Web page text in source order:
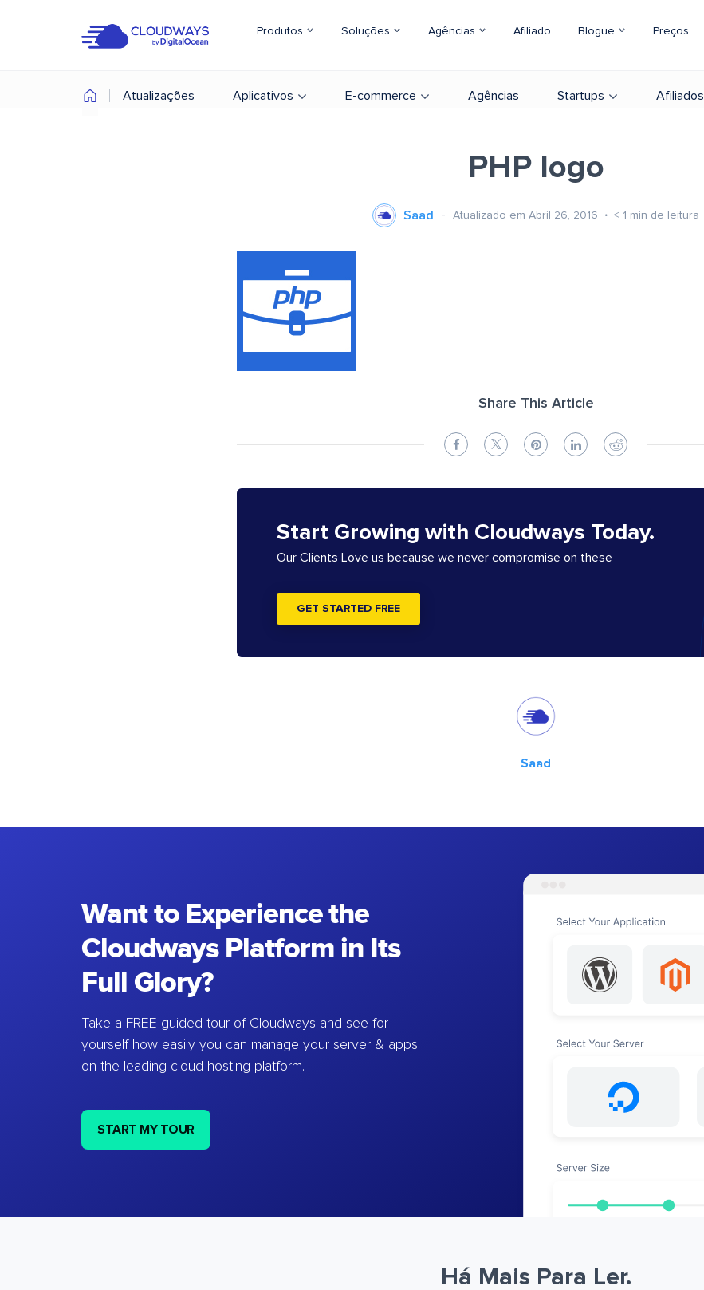
Produtos Soluções Agências Afiliado Blogue Preços
Atualizações Aplicativos E-commerce Agências Startups Afiliados
PHP logo
Saad Atualizado em Abril 26, 2016 < 1 min de leitura
Share This Article
Start Growing with Cloudways Today.
Our Clients Love us because we never compromise on these
GET STARTED FREE
Saad
Want to Experience the
Cloudways Platform in Its
Full Glory?
Take a FREE guided tour of Cloudways and see for
yourself how easily you can manage your server & apps
on the leading cloud-hosting platform.
START MY TOUR
Há Mais Para Ler.